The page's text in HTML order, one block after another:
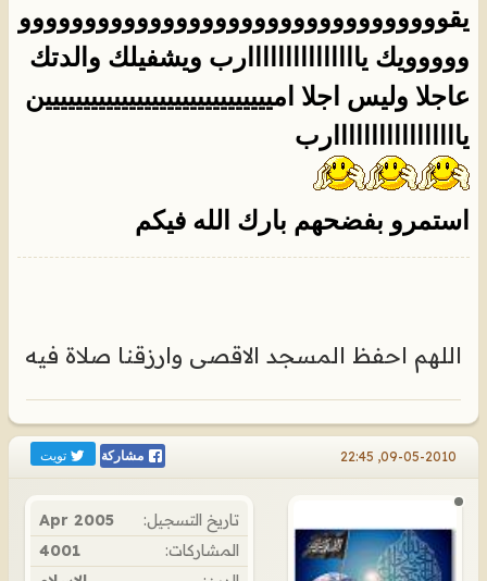
يقووووووووووووووووووووووووووووووووو
ووووويك يااااااااااااااارب ويشفيلك والدتك
عاجلا وليس اجلا اميييييييييييييييييييييييييييييين
يااااااااااااااااارب
استمرو بفضحهم بارك الله فيكم
اللهم احفظ المسجد الاقصى وارزقنا صلاة فيه
09-05-2010, 22:45 مشاركة تويت
تاريخ التسجيل:
Apr 2005
المشاركات:
4001